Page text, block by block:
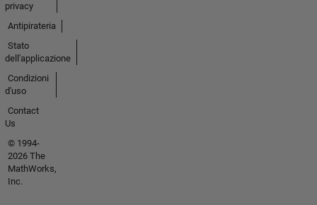
privacy
Antipirateria
Stato
dell'applicazione
Condizioni
d'uso
Contact
Us
© 1994-
2026 The
MathWorks,
Inc.